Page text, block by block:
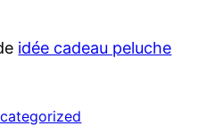
idée cadeau peluche